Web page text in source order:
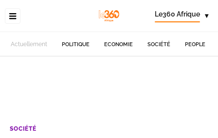
Le360 Afrique ▾
Actuellement POLITIQUE ECONOMIE SOCIÉTÉ PEOPLE
SOCIÉTÉ